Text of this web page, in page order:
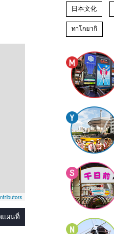
แผนที่
日本文化
ทาโกยากิ